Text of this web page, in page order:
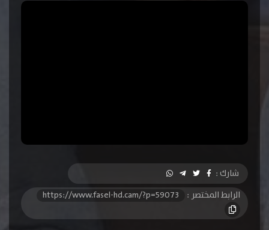
شارك :
الرابط المختصر :
https://www.fasel-hd.cam/?p=59073